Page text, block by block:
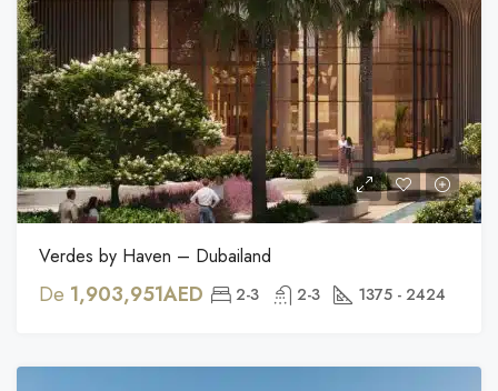
Verdes by Haven – Dubailand
De 1,903,951AED 2-3 2-3 1375 - 2424